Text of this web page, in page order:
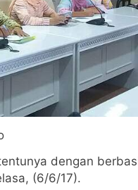
dengan
(6/6/17).